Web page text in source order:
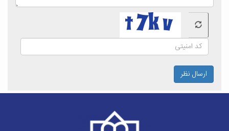
ارسال نظر